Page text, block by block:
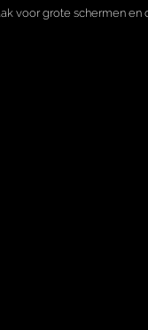
voor grote schermen en